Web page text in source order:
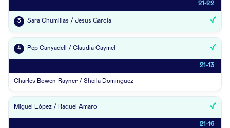
21-22
3 Sara Chumillas / Jesus García
4 Pep Canyadell / Claudia Caymel
21-13
Charles Bowen-Rayner / Sheila Dominguez
Miguel López / Raquel Amaro
21-16